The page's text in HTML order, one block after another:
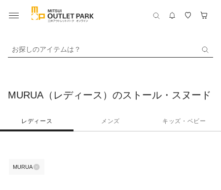
お探しのアイテムは？
MURUA（レディース）のストール・スヌード
レディース メンズ キッズ・ベビー
MURUA